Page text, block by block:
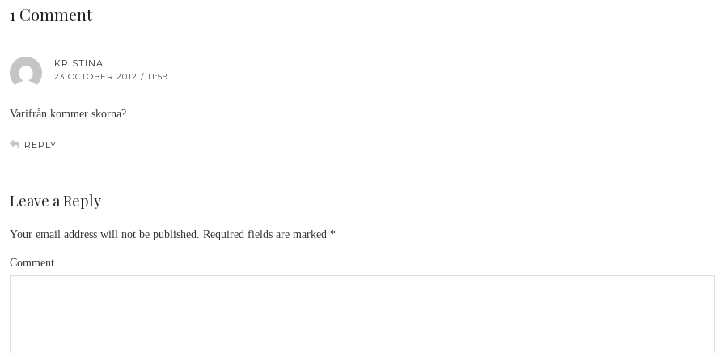
1 Comment
KRISTINA
23 OCTOBER 2012 / 11:59
Varifrån kommer skorna?
REPLY
Leave a Reply
Your email address will not be published. Required fields are marked *
Comment